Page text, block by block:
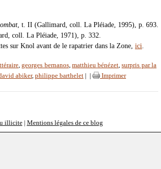
, t. II (Gallimard, coll. La Pléiade, 1995), p. 693.
coll. La Pléiade, 1971), p. 332.
sur Knol avant de le rapatrier dans la Zone, ici
,georges bernanos, matthieu bénézet,surpris par la
abiker, philippe barthelet | | Imprimer
illicite| Mentions légales de ce blog